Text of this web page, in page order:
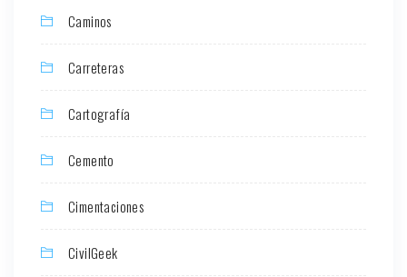
Caminos
Carreteras
Cartografía
Cemento
Cimentaciones
CivilGeek